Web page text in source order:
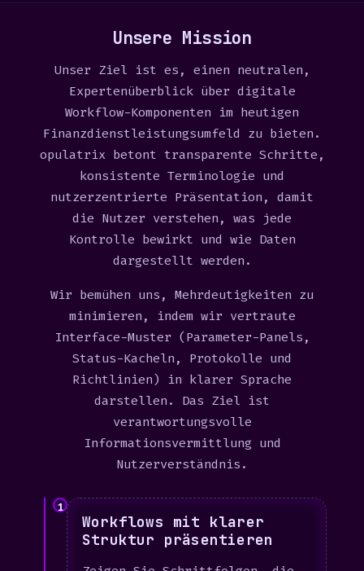
Unsere Mission
Unser Ziel ist es, einen neutralen,
Expertenüberblick über digitale
Workflow-Komponenten im heutigen
Finanzdienstleistungsumfeld zu bieten.
opulatrix betont transparente Schritte,
konsistente Terminologie und
nutzerzentrierte Präsentation, damit
die Nutzer verstehen, was jede
Kontrolle bewirkt und wie Daten
dargestellt werden.
Wir bemühen uns, Mehrdeutigkeiten zu
minimieren, indem wir vertraute
Interface-Muster (Parameter-Panels,
Status-Kacheln, Protokolle und
Richtlinien) in klarer Sprache
darstellen. Das Ziel ist
verantwortungsvolle
Informationsvermittlung und
Nutzerverständnis.
1
Workflows mit klarer
Struktur präsentieren